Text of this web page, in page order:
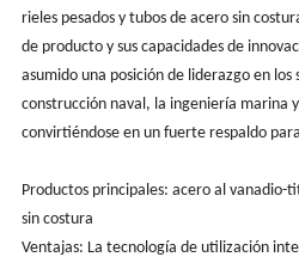
rieles pesados y tubos de acero sin
de producto y sus capacidades de
asumido una posición de liderazgo en
construcción naval, la ingeniería marina
convirtiéndose en un fuerte respaldo
Productos principales: acero al
sin costura
Ventajas: La tecnología de utilización